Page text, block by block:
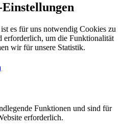
es für uns notwendig Cookies zu
erforderlich, um die Funktionalität
wir für unsere Statistik.
Funktionen und sind für
erforderlich.